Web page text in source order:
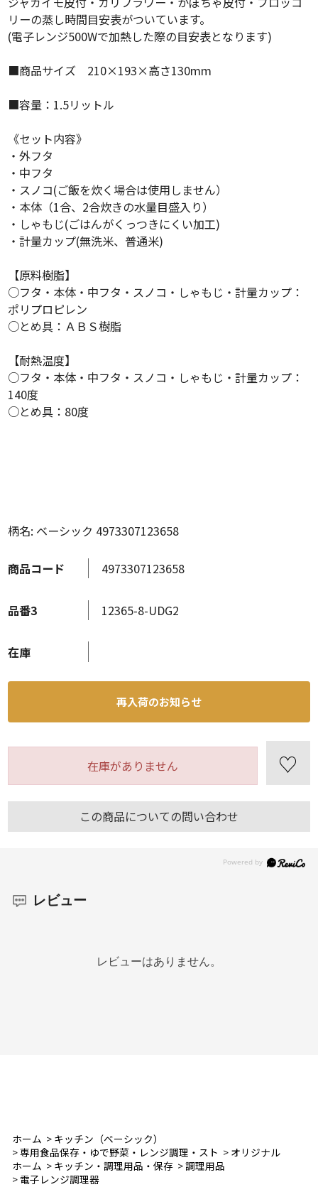
この商品についての問い合わせ
商品コード 4973307123658
品番3 12365-8-UDG2
在庫
再入荷のお知らせ
在庫がありません
リーの蒸し時間目安表がついています。
(電子レンジ500Wで加熱した際の目安表となります)
■商品サイズ 210×193×高さ130mm
■容量：1.5リットル
《セット内容》
・外フタ
・中フタ
・スノコ(ご飯を炊く場合は使用しません）
・本体（1合、2合炊きの水量目盛入り）
・しゃもじ(ごはんがくっつきにくい加工)
・計量カップ(無洗米、普通米)
【原料樹脂】
○フタ・本体・中フタ・スノコ・しゃもじ・計量カップ：
ポリプロピレン
○とめ具：ＡＢＳ樹脂
【耐熱温度】
○フタ・本体・中フタ・スノコ・しゃもじ・計量カップ：
140度
○とめ具：80度
柄名: ベーシック 4973307123658
レビュー
レビューはありません。
ホーム > キッチン（ベーシック）
>専用食品保存・ゆで野菜・レンジ調理・スト > オリジナル
ホーム > キッチン・調理用品・保存 >調理用品
> 電子レンジ調理器